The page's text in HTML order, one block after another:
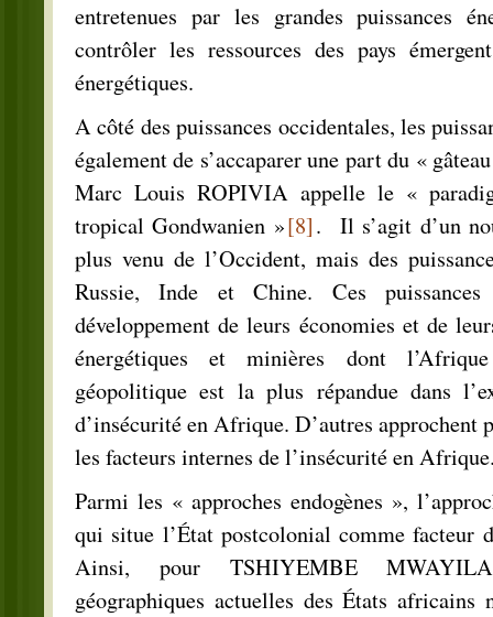
entretenues par les grandes puissances
contrôler les ressources des pays
énergétiques.
A côté des puissances occidentales, les
également de s’accaparer une part du «
Marc Louis ROPIVIA appelle le «
tropical Gondwanien »[8]. Il s’agit d’un
plus venu de l’Occident, mais des
Russie, Inde et Chine. Ces
développement de leurs économies et de
énergétiques et minières dont l’Afrique
géopolitique est la plus répandue dans
d’insécurité en Afrique. D’autres approchent
les facteurs internes de l’insécurité en
Parmi les « approches endogènes »,
qui situe l’État postcolonial comme facteur
Ainsi, pour TSHIYEMBE
géographiques actuelles des États africains